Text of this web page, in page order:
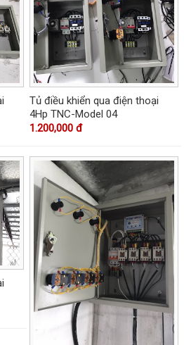
Tủ điều khiển qua điện thoại
4Hp TNC-Model 04
1.200,000 đ